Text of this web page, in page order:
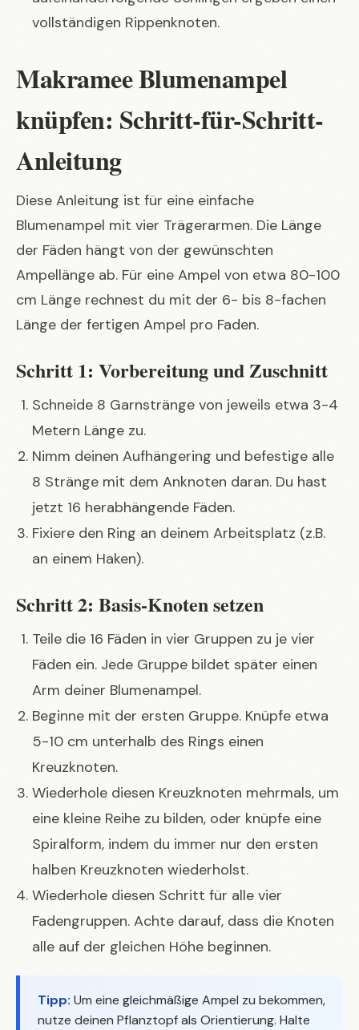
vollständigen Rippenknoten.
Makramee Blumenampel
knüpfen: Schritt-für-Schritt-
Anleitung
Diese Anleitung ist für eine einfache
Blumenampel mit vier Trägerarmen. Die Länge
der Fäden hängt von der gewünschten
Ampellänge ab. Für eine Ampel von etwa 80-100
cm Länge rechnest du mit der 6- bis 8-fachen
Länge der fertigen Ampel pro Faden.
Schritt 1: Vorbereitung und Zuschnitt
Schneide 8 Garnstränge von jeweils etwa 3-4
Metern Länge zu.
Nimm deinen Aufhängering und befestige alle
8 Stränge mit dem Anknoten daran. Du hast
jetzt 16 herabhängende Fäden.
Fixiere den Ring an deinem Arbeitsplatz (z.B.
an einem Haken).
Schritt 2: Basis-Knoten setzen
Teile die 16 Fäden in vier Gruppen zu je vier
Fäden ein. Jede Gruppe bildet später einen
Arm deiner Blumenampel.
Beginne mit der ersten Gruppe. Knüpfe etwa
5-10 cm unterhalb des Rings einen
Kreuzknoten.
Wiederhole diesen Kreuzknoten mehrmals, um
eine kleine Reihe zu bilden, oder knüpfe eine
Spiralform, indem du immer nur den ersten
halben Kreuzknoten wiederholst.
Wiederhole diesen Schritt für alle vier
Fadengruppen. Achte darauf, dass die Knoten
alle auf der gleichen Höhe beginnen.
Tipp: Um eine gleichmäßige Ampel zu bekommen,
nutze deinen Pflanztopf als Orientierung. Halte